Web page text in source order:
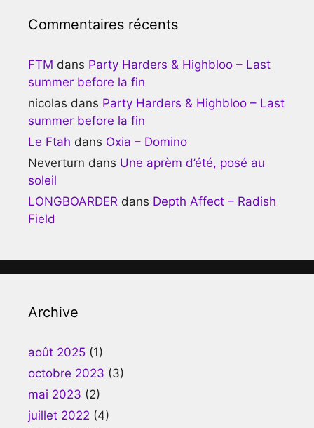
Commentaires récents
FTM dans Party Harders & Highbloo – Last
summer before la fin
nicolas dans Party Harders & Highbloo – Last
summer before la fin
Le Ftah dans Oxia – Domino
Neverturn dans Une aprèm d’été, posé au
soleil
LONGBOARDER dans Depth Affect – Radish
Field
Archive
août 2025 (1)
octobre 2023 (3)
mai 2023 (2)
juillet 2022 (4)